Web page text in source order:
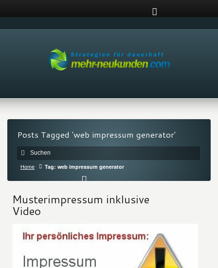
Posts Tagged 'web impressum generator'
Home Tag: web impressum generator
Musterimpressum inklusive
Video